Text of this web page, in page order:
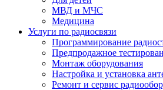
МВД и МЧС
Медицина
Услуги по радиосвязи
Программирование
Предпродажное
Монтаж оборудования
Настройка и установка
Ремонт и сервис